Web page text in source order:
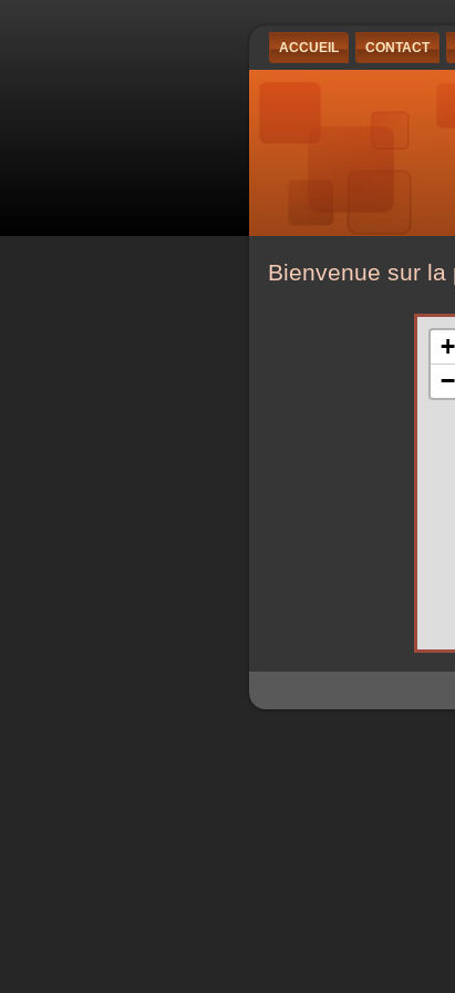
ACCUEIL CONTACT
Bienvenue sur la
+
−